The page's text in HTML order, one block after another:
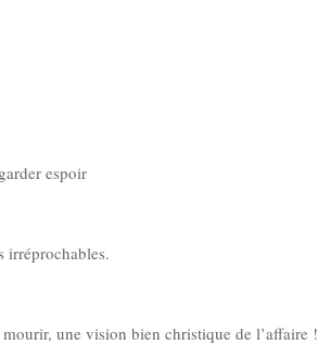
espoir
irréprochables.
une vision bien christique de l’affaire !